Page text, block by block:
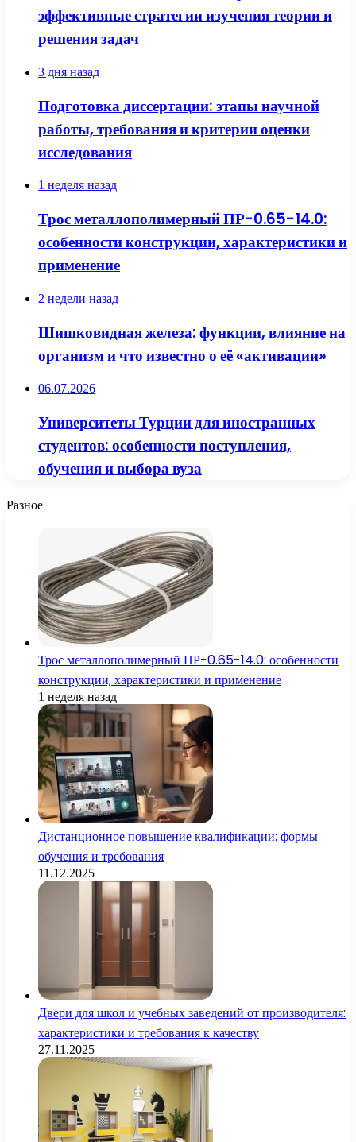
эффективные стратегии изучения теории и
решения задач
3 дня назад
Подготовка диссертации: этапы научной
работы, требования и критерии оценки
исследования
1 неделя назад
Трос металлополимерный ПР-0.65-14.0:
особенности конструкции, характеристики и
применение
2 недели назад
Шишковидная железа: функции, влияние на
организм и что известно о её «активации»
06.07.2026
Университеты Турции для иностранных
студентов: особенности поступления,
обучения и выбора вуза
Разное
Трос металлополимерный ПР-0.65-14.0: особенности
конструкции, характеристики и применение
1 неделя назад
Дистанционное повышение квалификации: формы
обучения и требования
11.12.2025
Двери для школ и учебных заведений от производителя:
характеристики и требования к качеству
27.11.2025